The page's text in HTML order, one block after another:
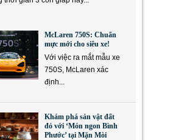
McLaren 750S: Chuẩn
mực mới cho siêu xe!
Với việc ra mắt mẫu xe
750S, McLaren xác
định...
Khám phá sản vật đất
đỏ với ‘Món ngon Bình
Phước’ tại Mặn Mòi